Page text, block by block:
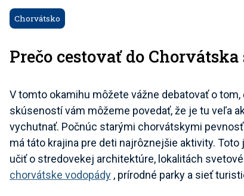
Chorvátsko
Prečo cestovať do Chorvátska
V tomto okamihu môžete vážne debatovať o
skúseností vám môžeme povedať, že je tu veľa
vychutnať. Počnúc starými chorvátskymi
má táto krajina pre deti najrôznejšie aktivity.
učiť o stredovekej architektúre, lokalitách
chorvátske vodopády , prírodné parky a sieť